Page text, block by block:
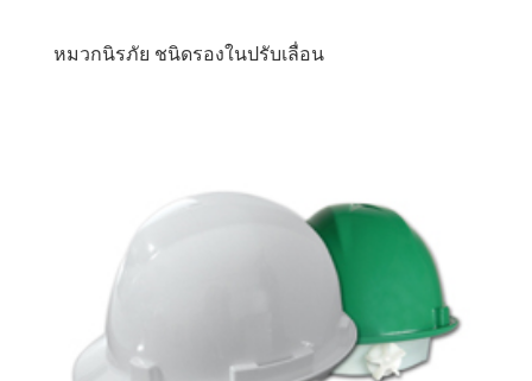
หมวกนิรภัย ชนิดรองในปรับเลื่อน